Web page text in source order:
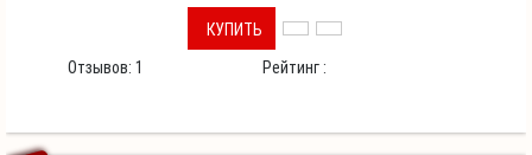
КУПИТЬ
Отзывов:1 Рейтинг :